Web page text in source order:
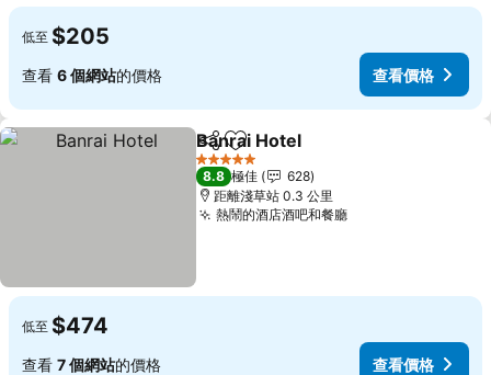
低至 $205
查看 6 個網站的價格 查看價格
分享 放到收藏夾
Banrai Hotel
5 星級
8.8 極佳
628
距離淺草站 0.3 公里
熱鬧的酒店酒吧和餐廳
低至 $474
查看 7 個網站的價格 查看價格